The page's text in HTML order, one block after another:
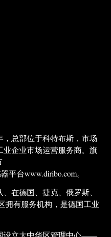
，总部位于科特布斯，市场
企业市场运营服务商。旗
——
平台www.diribo.com。
在德国、捷克、俄罗斯、
拥有服务机构，是德国工业
设立大中华区管理中心——